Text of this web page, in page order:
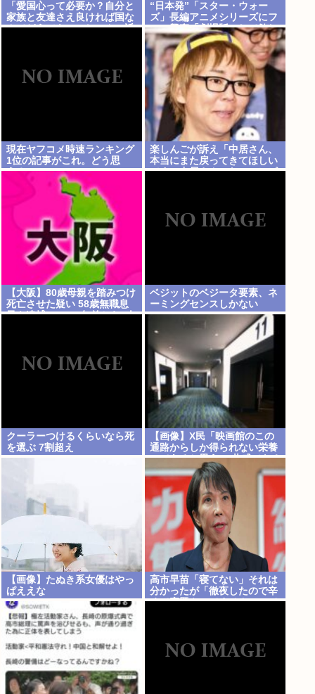
「愛国心って必要か？自分と
家族と友達さえ良ければ国な
んてどうでもいいじゃん。近
“日本発”「スター・ウォー
ズ」長編アニメシリーズにフ
ァン興奮「劇場版にして欲し
い」「艦隊戦も派手で面白
い」
現在ヤフコメ時速ランキング
1位の記事がこれ。どう思
う？
楽しんごが訴え「中居さん、
本当にまた戻ってきてほしい
です。中居さんいないテレビ
【大阪】80歳母親を踏みつけ
死亡させた疑い 58歳無職息
子を逮捕 13～14年前から2人
ベジットのベジータ要素、ネ
ーミングセンスしかない
クーラーつけるくらいなら死
を選ぶ 7割超え
【画像】X民「映画館のこの
通路からしか得られない栄養
ってあると思う」 共感できる
と話題にwww
【画像】たぬき系女優はやっ
ぱええな
高市早苗「寝てない」それは
分かったが「徹夜したので辛
くて宿題やってません」って